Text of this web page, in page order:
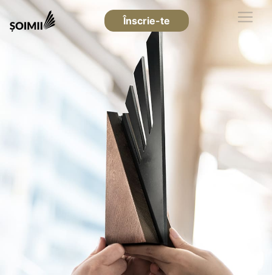
Înscrie-te